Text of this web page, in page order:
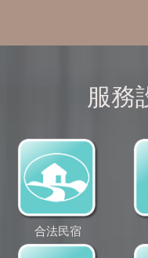
服務
合法民宿